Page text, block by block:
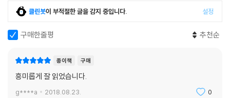
클린봇이 부적절한 글을 감지 중입니다. 설정
구매한줄평 추천순
종이책 구매
흥미롭게 잘 읽었습니다.
g****a 2018.08.23. 0